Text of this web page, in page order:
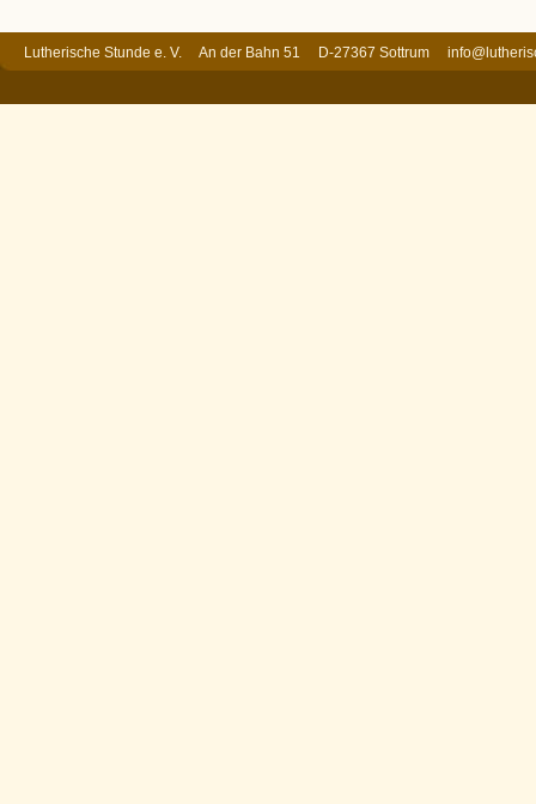
Lutherische Stunde e. V. An der Bahn 51 D-27367 Sottrum